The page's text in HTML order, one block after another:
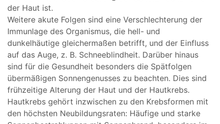
der Haut ist.
Weitere akute Folgen sind eine Verschlechterung der
Immunlage des Organismus, die hell- und
dunkelhäutige gleichermaßen betrifft, und der Einfluss
auf das Auge, z. B. Schneeblindheit. Darüber hinaus
sind für die Gesundheit besonders die Spätfolgen
übermäßigen Sonnengenusses zu beachten. Dies sind
frühzeitige Alterung der Haut und der Hautkrebs.
Hautkrebs gehört inzwischen zu den Krebsformen mit
den höchsten Neubildungsraten: Häufige und starke